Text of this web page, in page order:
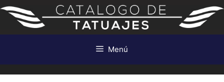
Saltar
contenido
Menú